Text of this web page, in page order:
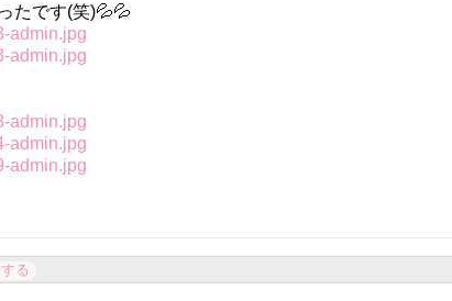
たです(笑)💦💦
る